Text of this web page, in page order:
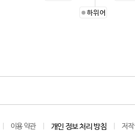
하위어
이용 약관 개인 정보 처리 방침 저